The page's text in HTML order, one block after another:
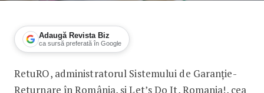
Adaugă Revista Biz
ca sursă preferată în Google
1.700 de copii au învățat să adopte
RetuRO, administratorul Sistemului de Garanție-
Returnare în România, și Let’s Do It, Romania!, cea